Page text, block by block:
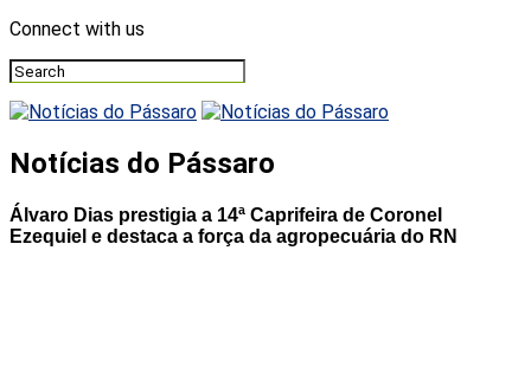
Connect with us
Notícias do Pássaro
Álvaro Dias prestigia a 14ª Caprifeira de Coronel
Ezequiel e destaca a força da agropecuária do RN